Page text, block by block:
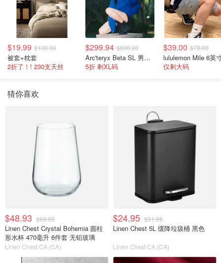
$19.99 $130.00
被套+枕套
2折了！! 230支天丝
$299.94 $600.00
Arc'teryx Beta SL 男士夹克 黑色
5折 剩XL码
$39.00 $78.00
仅剩大码
猜你喜欢
$48.93 $69.95
Linen Chest Crystal Bohemia 圆柱
形水杯 470毫升 6件套 无铅玻璃
Linen Chest CA (CA)
$24.95 $31.95
Linen Chest 5L 缓降垃圾桶 黑色
Linen Chest CA (CA)